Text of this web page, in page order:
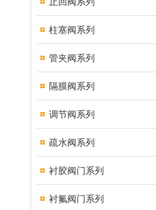
柱塞阀系列
管夹阀系列
隔膜阀系列
调节阀系列
疏水阀系列
衬胶阀门系列
衬氟阀门系列